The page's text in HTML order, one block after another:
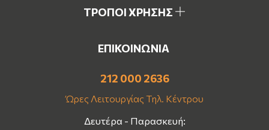
ΤΡΟΠΟΙ ΧΡΗΣΗΣ
ΕΠΙΚΟΙΝΩΝΙΑ
212 000 2636
Ώρες Λειτουργίας Τηλ. Κέντρου
Δευτέρα - Παρασκευή: